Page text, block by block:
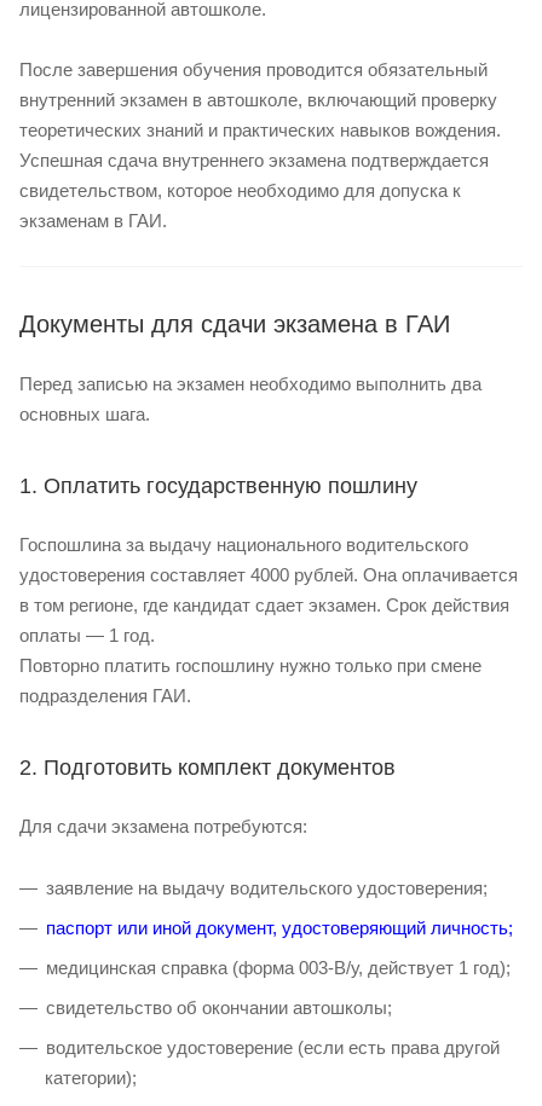
лицензированной автошколе.
После завершения обучения проводится обязательный
внутренний экзамен в автошколе, включающий проверку
теоретических знаний и практических навыков вождения.
Успешная сдача внутреннего экзамена подтверждается
свидетельством, которое необходимо для допуска к
экзаменам в ГАИ.
Документы для сдачи экзамена в ГАИ
Перед записью на экзамен необходимо выполнить два
основных шага.
1. Оплатить государственную пошлину
Госпошлина за выдачу национального водительского
удостоверения составляет 4000 рублей. Она оплачивается
в том регионе, где кандидат сдает экзамен. Срок действия
оплаты — 1 год.
Повторно платить госпошлину нужно только при смене
подразделения ГАИ.
2. Подготовить комплект документов
Для сдачи экзамена потребуются:
заявление на выдачу водительского удостоверения;
паспорт или иной документ, удостоверяющий личность;
медицинская справка (форма 003-В/у, действует 1 год);
свидетельство об окончании автошколы;
водительское удостоверение (если есть права другой
категории);